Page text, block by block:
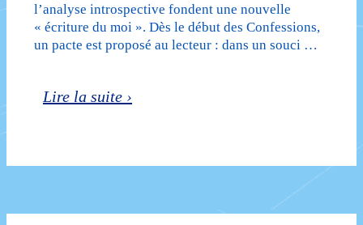
l’analyse introspective fondent une nouvelle
« écriture du moi ». Dès le début des Confessions,
un pacte est proposé au lecteur : dans un souci …
L’autobiographie
Jacques
Lire la suite ›